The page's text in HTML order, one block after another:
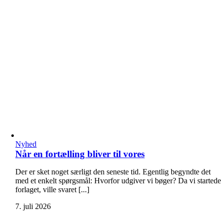
Nyhed
Når en fortælling bliver til vores
Der er sket noget særligt den seneste tid. Egentlig begyndte det
med et enkelt spørgsmål: Hvorfor udgiver vi bøger? Da vi startede
forlaget, ville svaret [...]
7. juli 2026